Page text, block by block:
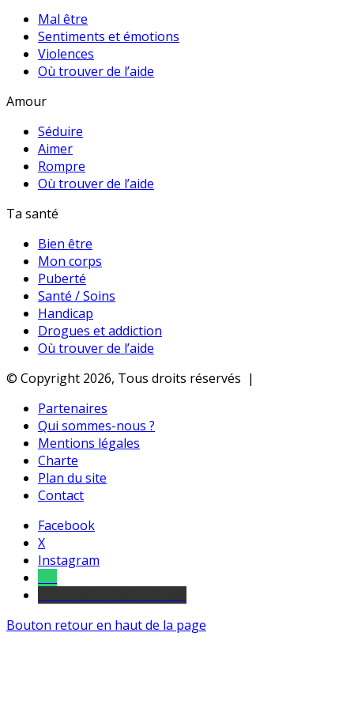
Mal être
Sentiments et émotions
Violences
Où trouver de l’aide
Amour
Séduire
Aimer
Rompre
Où trouver de l’aide
Ta santé
Bien être
Mon corps
Puberté
Santé / Soins
Handicap
Drogues et addiction
Où trouver de l’aide
© Copyright 2026, Tous droits réservés |
Partenaires
Qui sommes-nous ?
Mentions légales
Charte
Plan du site
Contact
Facebook
X
Instagram
Bouton retour en haut de la page